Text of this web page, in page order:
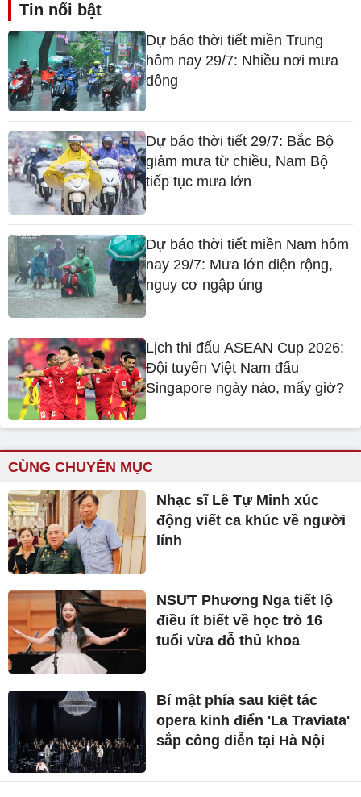
Tin nổi bật
Dự báo thời tiết miền Trung
hôm nay 29/7: Nhiều nơi mưa
dông
Dự báo thời tiết 29/7: Bắc Bộ
giảm mưa từ chiều, Nam Bộ
tiếp tục mưa lớn
Dự báo thời tiết miền Nam hôm
nay 29/7: Mưa lớn diện rộng,
nguy cơ ngập úng
Lịch thi đấu ASEAN Cup 2026:
Đội tuyển Việt Nam đấu
Singapore ngày nào, mấy giờ?
CÙNG CHUYÊN MỤC
Nhạc sĩ Lê Tự Minh xúc
động viết ca khúc về người
lính
NSƯT Phương Nga tiết lộ
điều ít biết về học trò 16
tuổi vừa đỗ thủ khoa
Bí mật phía sau kiệt tác
opera kinh điển 'La Traviata'
sắp công diễn tại Hà Nội